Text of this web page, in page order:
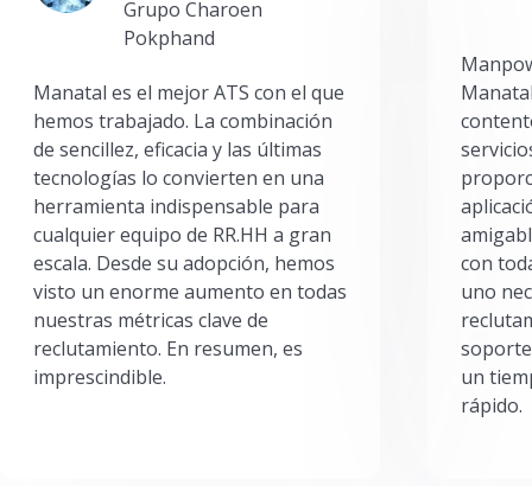
Grupo Charoen
Pokphand
Manatal es el mejor ATS con el que
hemos trabajado. La combinación
de sencillez, eficacia y las últimas
tecnologías lo convierten en una
herramienta indispensable para
cualquier equipo de RR.HH a gran
escala. Desde su adopción, hemos
visto un enorme aumento en todas
nuestras métricas clave de
reclutamiento. En resumen, es
imprescindible.
con
uno
un
rápido.